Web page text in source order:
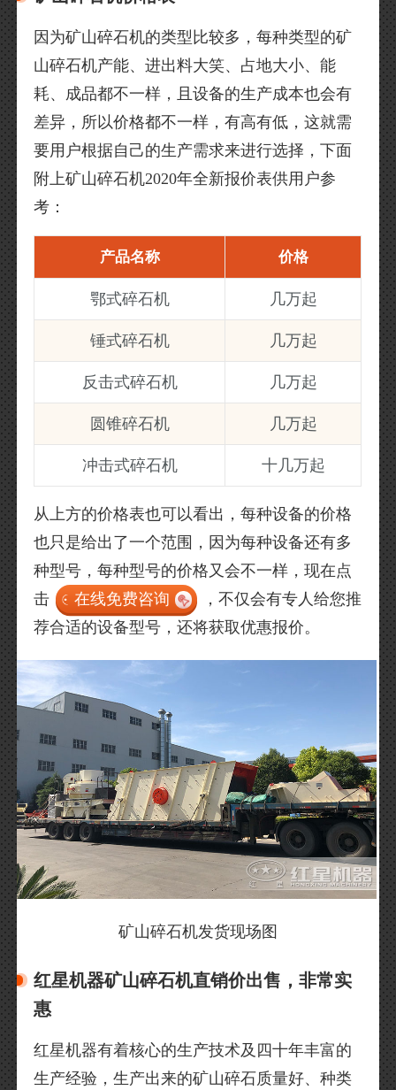
因为矿山碎石机的类型比较多，每种类型的矿
山碎石机产能、进出料大笑、占地大小、能
耗、成品都不一样，且设备的生产成本也会有
差异，所以价格都不一样，有高有低，这就需
要用户根据自己的生产需求来进行选择，下面
附上矿山碎石机2020年全新报价表供用户参
考：
产品名称 价格
鄂式碎石机 几万起
锤式碎石机 几万起
反击式碎石机 几万起
圆锥碎石机 几万起
冲击式碎石机 十几万起
从上方的价格表也可以看出，每种设备的价格
也只是给出了一个范围，因为每种设备还有多
种型号，每种型号的价格又会不一样，现在点
击
在线免费咨询
，不仅会有专人给您推
荐合适的设备型号，还将获取优惠报价。
矿山碎石机发货现场图
红星机器矿山碎石机直销价出售，非常实
惠
红星机器有着核心的生产技术及四十年丰富的
生产经验，生产出来的矿山碎石质量好、种类